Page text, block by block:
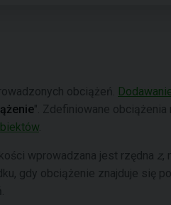
obciążeń.
". Zdefiniowane
wprowadzana jest rzędna z,
gdy obciążenie znajduje się